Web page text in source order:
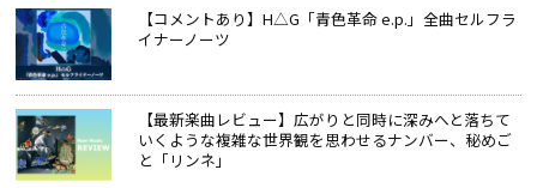
【コメントあり】H△G「青色革命 e.p.」全曲セルフラ
イナーノーツ
【最新楽曲レビュー】広がりと同時に深みへと落ちて
いくような複雑な世界観を思わせるナンバー、秘めご
と「リンネ」